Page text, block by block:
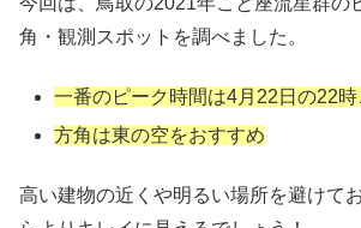
角・観測スポットを調べました。
一番のピーク時間は4月22日の22時
方角は東の空をおすすめ
高い建物の近くや明るい場所を避けて